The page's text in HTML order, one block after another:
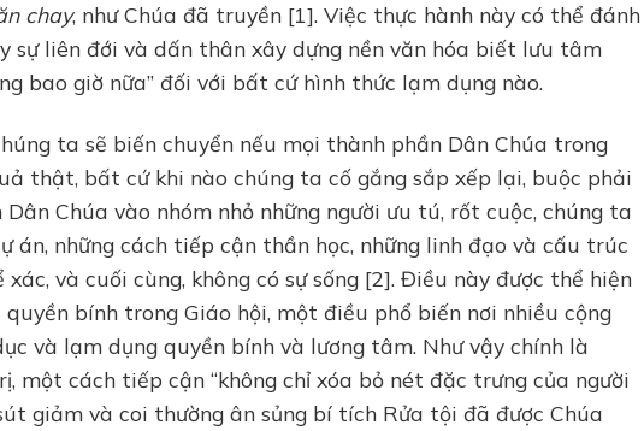
chay, như Chúa đã truyền [1]. Việc thực hành này có thể đánh
sự liên đới và dấn thân xây dựng nền văn hóa biết lưu tâm
bao giờ nữa” đối với bất cứ hình thức lạm dụng nào.
ta sẽ biến chuyển nếu mọi thành phần Dân Chúa trong
thật, bất cứ khi nào chúng ta cố gắng sắp xếp lại, buộc phải
Chúa vào nhóm nhỏ những người ưu tú, rốt cuộc, chúng ta
án, những cách tiếp cận thần học, những linh đạo và cấu trúc
xác, và cuối cùng, không có sự sống [2]. Điều này được thể hiện
bính trong Giáo hội, một điều phổ biến nơi nhiều cộng
và lạm dụng quyền bính và lương tâm. Như vậy chính là
một cách tiếp cận “không chỉ xóa bỏ nét đặc trưng của người
giảm và coi thường ân sủng bí tích Rửa tội đã được Chúa